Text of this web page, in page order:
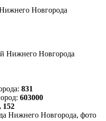
Новгорода
Нижнего Новгорода
831
603000
152